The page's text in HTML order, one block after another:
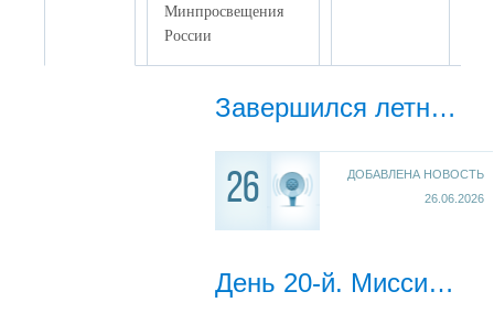
Минпросвещения
России
Завершился летний лагерь: впечатления и итоги.
26
ДОБАВЛЕНА НОВОСТЬ
26.06.2026
День 20-й. Миссия: «Быть человеком!», «Быть Первым!», «Быть вместе!»